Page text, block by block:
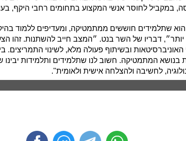
במקביל לחוסר אנשי המקצוע בתחומים רחבי היקף,
דבריו של השר בנט. ״המצב חייב להשתנות. זהו
ובשיתוף פעולה מלא, לשינוי התמריצים.
בנושא המתמטיקה. חשוב לנו שתלמידים ותלמידות
לחשיבה ולהצלחה אישית ולאומית".